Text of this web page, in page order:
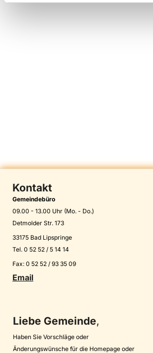
Kontakt
Gemeindebüro
09.00 - 13.00 Uhr (Mo. - Do.)
Detmolder Str. 173
33175 Bad Lipspringe
Tel. 0 52 52 / 5 14 14
Fax: 0 52 52 / 93 35 09
Email
Liebe Gemeinde,
Haben Sie Vorschläge oder
Änderungswünsche für die Homepage oder